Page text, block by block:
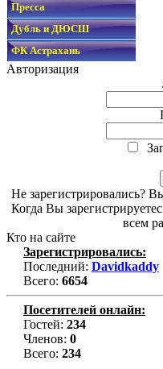
Пресса
Дубль и ДЮСШ
ФК Астрахань
Авторизация
Не зарегистрировались?
Когда Вы
всем
Кто на сайте
Зарегистрировались:
Последний: Davidkaddy
Всего: 6654
Посетителей онлайн:
Гостей: 234
Членов: 0
Всего: 234